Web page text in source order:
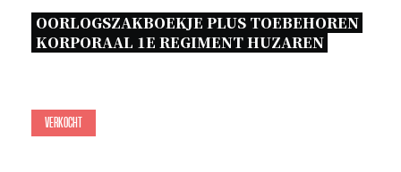
OORLOGSZAKBOEKJE PLUS TOEBEHOREN
KORPORAAL 1E REGIMENT HUZAREN
Verkocht